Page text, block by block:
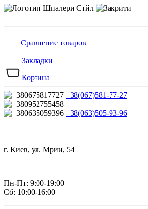
Сравнение товаров
Закладки
Корзина
+38(067)581-77-27
+38(063)505-93-96
г. Киев, ул. Мрии, 54
Пн-Пт: 9:00-19:00
Сб: 10:00-16:00